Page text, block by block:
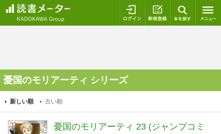
ログイン 新規登録
憂国のモリアーティ シリーズ
新しい順 古い順
憂国のモリアーティ 23 (ジャンプコミ